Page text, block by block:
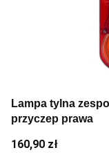
Lampa tylna
przyczep prawa
Cena
160,90 zł